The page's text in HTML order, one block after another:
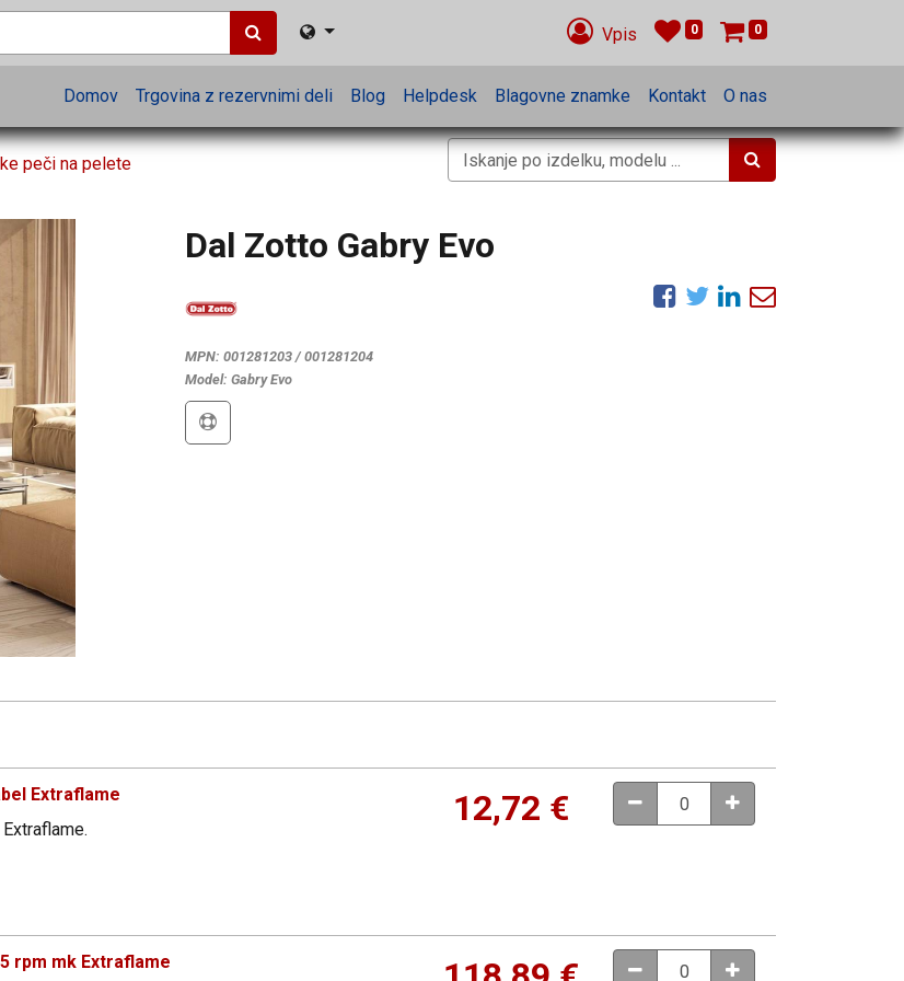
Vpis 0 0
Domov Trgovina z rezervnimi deli Blog Helpdesk Blagovne znamke Kontakt O nas
peči na pelete
Dal Zotto Gabry Evo
MPN: 001281203 / 001281204
Model: Gabry Evo
Extraflame
12,72 €
rpm mk Extraflame